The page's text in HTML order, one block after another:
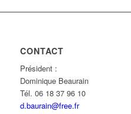
CONTACT
Président :
Dominique Beaurain
Tél. 06 18 37 96 10
d.baurain@free.fr